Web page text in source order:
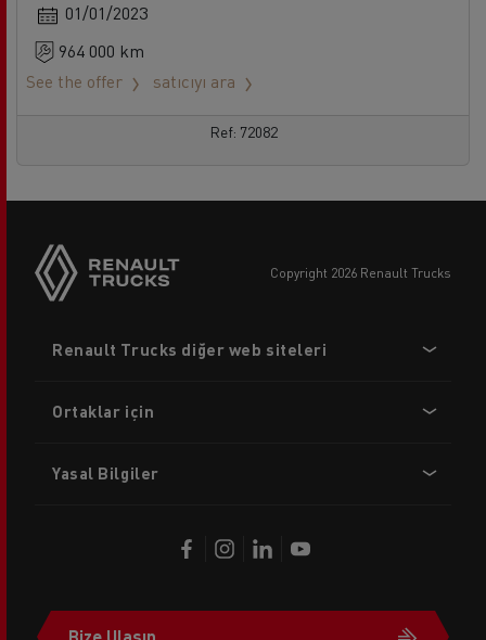
01/01/2023
964 000 km
See the offer
satıcıyı ara
Ref: 72082
copyright 2026 Renault Trucks
menu
Renault Trucks diğer web siteleri
Ortaklar için
Yasal Bilgiler